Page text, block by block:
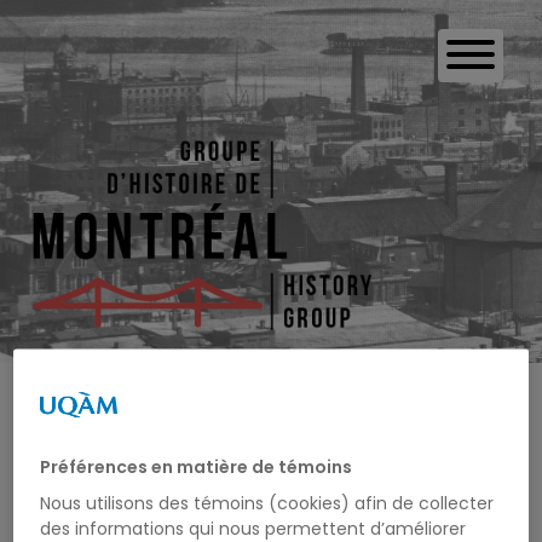
VINCENT
MASCIOTRA
Préférences en matière de témoins
Nous utilisons des témoins (cookies) afin de collecter
des informations qui nous permettent d’améliorer